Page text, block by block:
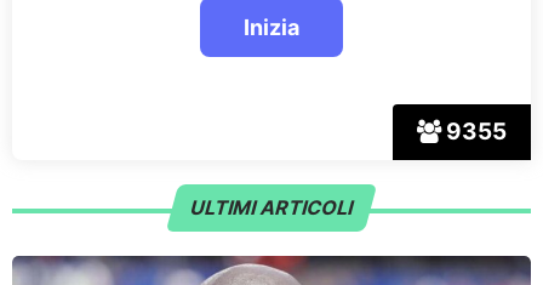
9355
ULTIMI ARTICOLI